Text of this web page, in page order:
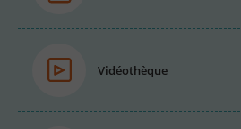
Vidéothèque